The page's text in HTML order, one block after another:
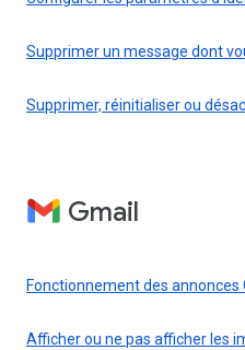
Supprimer un message dont
Supprimer, réinitialiser ou
Gmail
Fonctionnement des annonces
Afficher ou ne pas afficher les